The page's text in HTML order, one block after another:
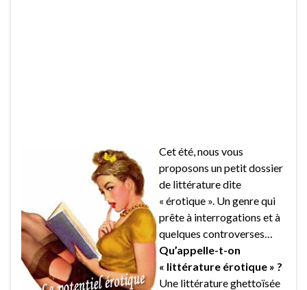
Cet été, nous vous
proposons un petit dossier
de littérature dite
« érotique ». Un genre qui
prête à interrogations et à
quelques controverses…
Qu’appelle-t-on
« littérature érotique » ?
Une littérature ghettoïsée